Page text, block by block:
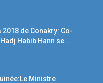
de Conakry: Co-
Habib Hann se...
Ministre